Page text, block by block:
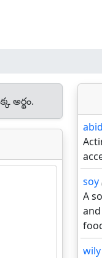
అర్థం.
soy
A
wily